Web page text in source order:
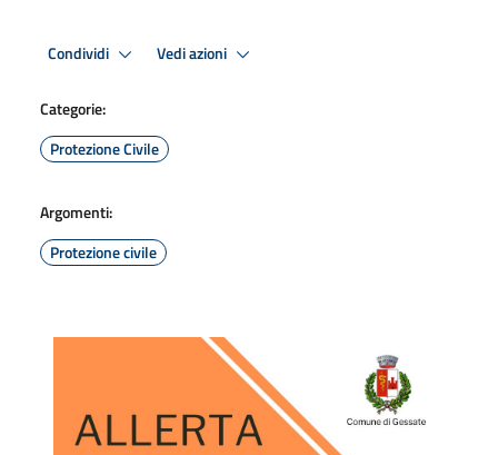
Condividi Vedi azioni
Categorie:
Protezione Civile
Argomenti:
Protezione civile